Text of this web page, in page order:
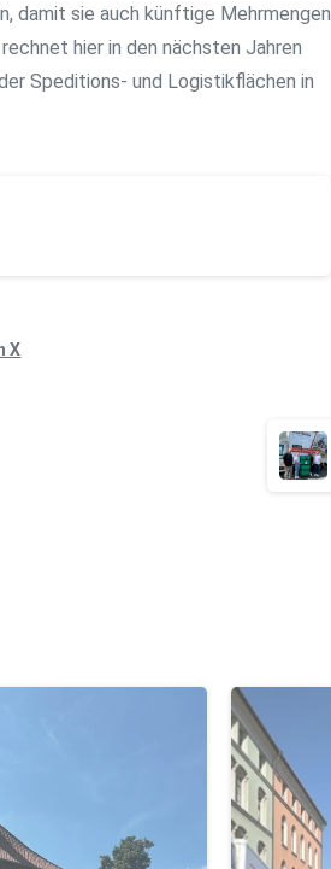
damit sie auch künftige Mehrmengen
hier in den nächsten Jahren
Speditions- und Logistikflächen in
X